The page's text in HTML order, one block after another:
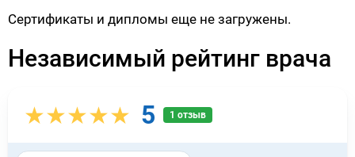
Сертификаты и дипломы еще не загружены.
Независимый рейтинг врача
★★★★★ 5 1 отзыв